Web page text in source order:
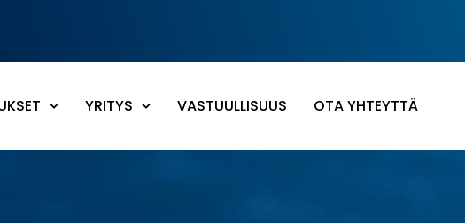
YRITYS VASTUULLISUUS OTA YHTEYTTÄ